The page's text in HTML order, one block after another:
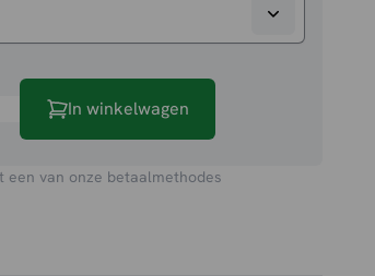
In winkelwagen
een van onze betaalmethodes